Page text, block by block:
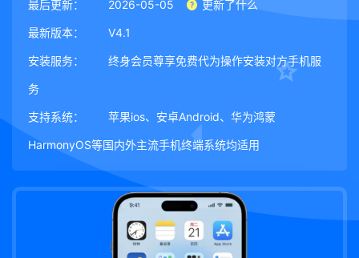
最后更新： 2026-05-05 更新了什么
最新版本： V4.1
安装服务： 终身会员尊享免费代为操作安装对方手机服
务
支持系统： 苹果ios、安卓Android、华为鸿蒙
HarmonyOS等国内外主流手机终端系统均适用